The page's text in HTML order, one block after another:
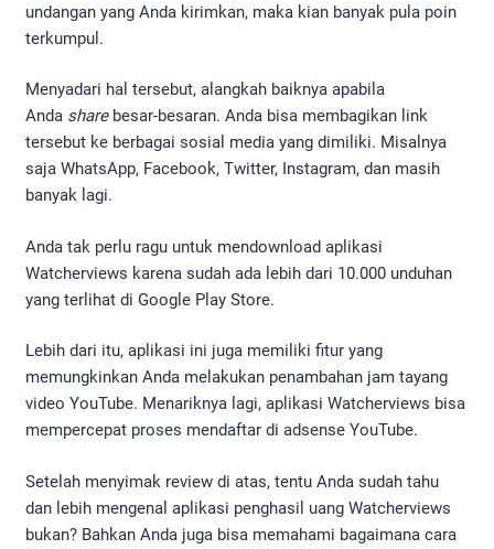
undangan yang Anda kirimkan, maka kian banyak pula poin
terkumpul.
Menyadari hal tersebut, alangkah baiknya apabila
Anda sharebesar-besaran. Anda bisa membagikan link
tersebut ke berbagai sosial media yang dimiliki. Misalnya
saja WhatsApp, Facebook, Twitter, Instagram, dan masih
banyak lagi.
Anda tak perlu ragu untuk mendownload aplikasi
Watcherviews karena sudah ada lebih dari 10.000 unduhan
yang terlihat di Google Play Store.
Lebih dari itu, aplikasi ini juga memiliki fitur yang
memungkinkan Anda melakukan penambahan jam tayang
video YouTube. Menariknya lagi, aplikasi Watcherviews bisa
mempercepat proses mendaftar di adsense YouTube.
Setelah menyimak review di atas, tentu Anda sudah tahu
dan lebih mengenal aplikasi penghasil uang Watcherviews
bukan? Bahkan Anda juga bisa memahami bagaimana cara